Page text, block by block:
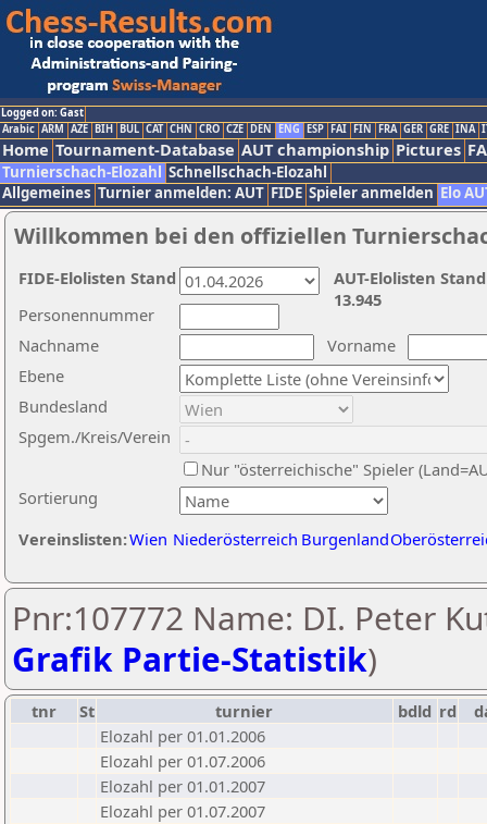
Logged on: Gast
Arabic ARM AZE BIH BUL CAT CHN CRO CZE DEN ENG ESP FAI FIN FRA GER GRE INA
Home Tournament-Database AUT championship Pictures
Turnierschach-Elozahl Schnellschach-Elozahl
Allgemeines Turnier anmelden: AUT FIDE Spieler anmelden Elo
Willkommen bei den offiziellen
Nachname
Vorname
Ebene
Sortierung
Personennummer
Bundesland
Spgem./Kreis/Verein
Nur "österreichische" Spieler
Vereinslisten:Wien Niederösterreich Burgenland
AUT-Elolisten
13.945
FIDE-Elolisten Stand
Pnr:107772 Name: DI. Peter
Grafik Partie-Statistik)
tnr St turnier bdld rd
Elozahl per 01.01.2006
Elozahl per 01.07.2006
Elozahl per 01.01.2007
Elozahl per 01.07.2007